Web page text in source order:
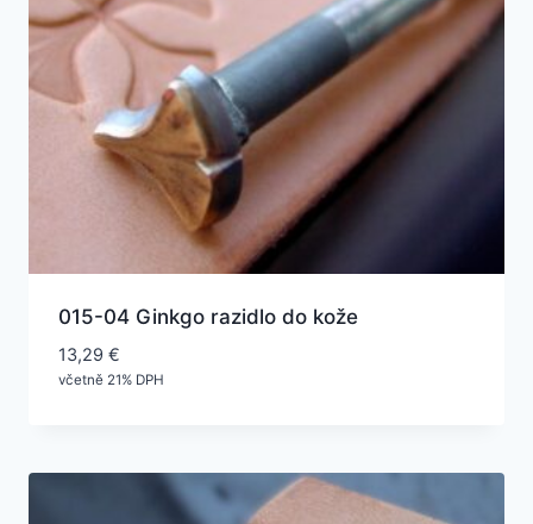
015-04 Ginkgo razidlo do kože
13,29 €
včetně 21% DPH